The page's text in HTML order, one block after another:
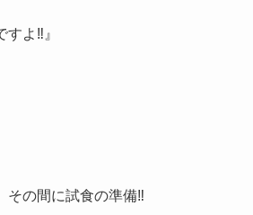
よ‼︎』
その間に試食の準備‼︎